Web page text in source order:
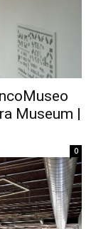
Museum |
0